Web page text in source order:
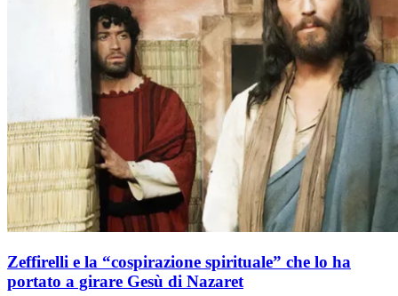
Zeffirelli e la “cospirazione spirituale” che lo ha
portato a girare Gesù di Nazaret